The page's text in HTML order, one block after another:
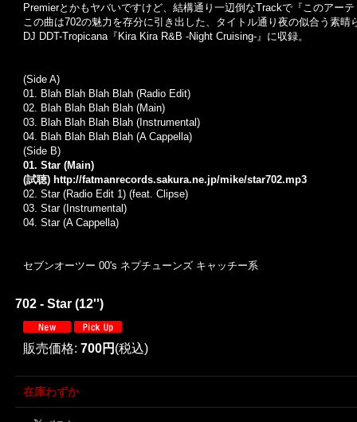
Premierとかもヤバいですけど、結構通り一辺倒なTrackで『このアー
この曲は702の魅力を存分に引き出した、タイトル通り夜の似合う素晴
DJ DDT-Tropicana『Kira Kira R&B -Night Cruising-』に収録。
(Side A)
01. Blah Blah Blah Blah (Radio Edit)
02. Blah Blah Blah Blah (Main)
03. Blah Blah Blah Blah (Instrumental)
04. Blah Blah Blah Blah (A Cappella)
(Side B)
01. Star (Main)
(試聴) http://fatmanrecords.sakura.ne.jp/mike/star702.mp3
02. Star (Radio Edit 1) (feat. Clipse)
03. Star (Instrumental)
04. Star (A Cappella)
セブンオーツー 00's ネプチューンズ キャッチー系
702 - Star (12'')
販売価格: 700円 (税込)
在庫わずか